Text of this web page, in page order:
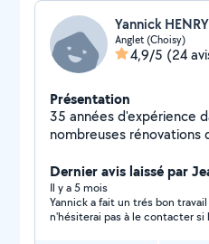
Yannick HENRY
Anglet (Choisy)
4,9/5 (24
Présentation
35 années d'expérience
nombreuses rénovations
mes services pour des
Dernier avis laissé par
Il y a 5 mois
Yannick a fait un trés bon travail et j'en suis trés content .je